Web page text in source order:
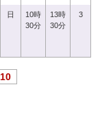
日
10時
30分
13時
30分
3
10